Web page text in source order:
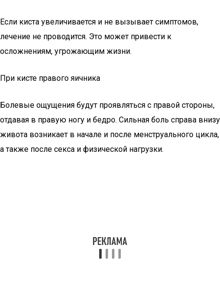
Если киста увеличивается и не вызывает симптомов,
лечение не проводится. Это может привести к
осложнениям, угрожающим жизни.
При кисте правого яичника
Болевые ощущения будут проявляться с правой стороны,
отдавая в правую ногу и бедро. Сильная боль справа внизу
живота возникает в начале и после менструального цикла,
а также после секса и физической нагрузки.